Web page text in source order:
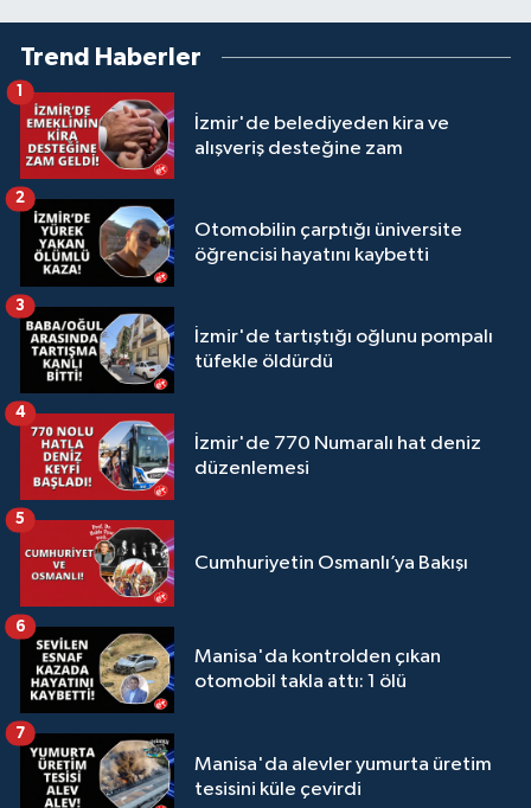
Trend Haberler
İzmir'de belediyeden kira ve
alışveriş desteğine zam
Otomobilin çarptığı üniversite
öğrencisi hayatını kaybetti
2
İzmir'de tartıştığı oğlunu pompalı
tüfekle öldürdü
3
İzmir'de 770 Numaralı hat deniz
düzenlemesi
4
Cumhuriyetin Osmanlı’ya Bakışı
5
Manisa'da kontrolden çıkan
otomobil takla attı: 1 ölü
6
Manisa'da alevler yumurta üretim
tesisini küle çevirdi
7